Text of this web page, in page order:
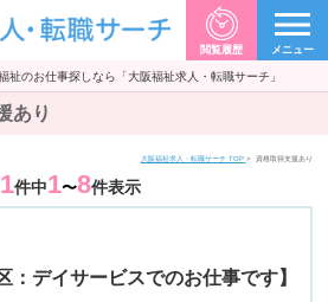
祉のお仕事探しなら「大阪福祉求人・転職サーチ」
閲覧履歴 メニュー
あり
大阪福祉求人・転職サーチ TOP 資格取得支援あり
件中1〜8件表示
：デイサービスでのお仕事です】